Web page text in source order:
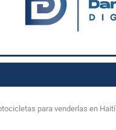
para venderlas en Haití